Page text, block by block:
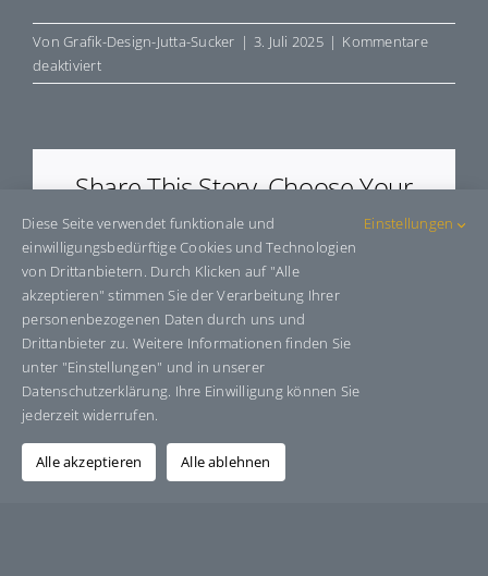
VonGrafik-Design-Jutta-Sucker | 3. Juli 2025 | Kommentare
deaktiviertfür
E9350
Share This Story, Choose Your
Platform!
Facebook Bluesky WhatsAppTelegram
E-
Mail
Über den Autor: Grafik-Design-Jutta-Sucker
Diese Seite verwendet funktionale und
einwilligungsbedürftige Cookies und Technologien
von Drittanbietern. Durch Klicken auf "Alle
akzeptieren" stimmen Sie der Verarbeitung Ihrer
personenbezogenen Daten durch uns und
Drittanbieter zu. Weitere Informationen finden Sie
unter "Einstellungen" und in unserer
Datenschutzerklärung. Ihre Einwilligung können Sie
jederzeit widerrufen.
Einstellungen
Alle akzeptieren Alle ablehnen